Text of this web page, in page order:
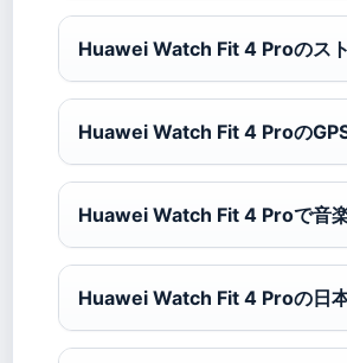
Huawei Watch Fit 4 Proのス
Huawei Watch Fit 4 Proの
Huawei Watch Fit 4 Proで音
Huawei Watch Fit 4 Proの日